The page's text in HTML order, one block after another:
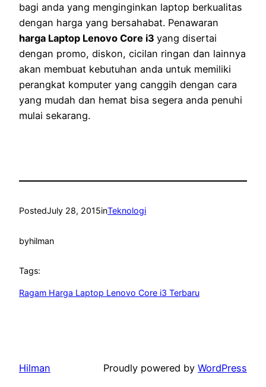
bagi anda yang menginginkan laptop berkualitas
dengan harga yang bersahabat. Penawaran
harga Laptop Lenovo Core i3 yang disertai
dengan promo, diskon, cicilan ringan dan lainnya
akan membuat kebutuhan anda untuk memiliki
perangkat komputer yang canggih dengan cara
yang mudah dan hemat bisa segera anda penuhi
mulai sekarang.
PostedJuly 28, 2015inTeknologi
byhilman
Tags:
Ragam Harga Laptop Lenovo Core i3 Terbaru
Hilman Proudly powered by WordPress